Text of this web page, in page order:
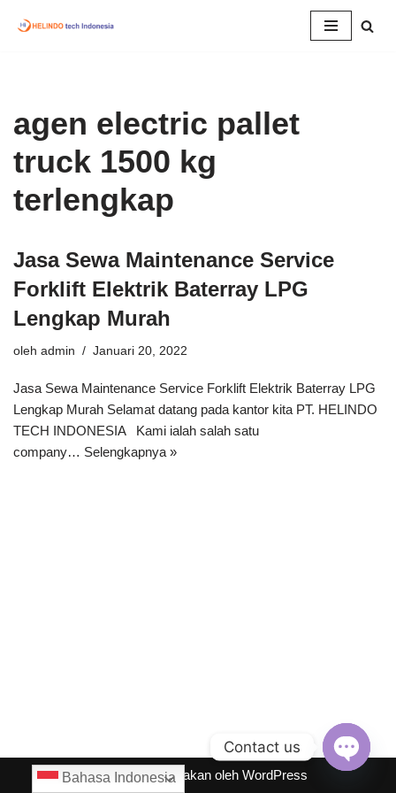
agen electric pallet
truck 1500 kg
terlengkap
Jasa Sewa Maintenance Service
Forklift Elektrik Baterray LPG
Lengkap Murah
oleh admin Januari 20, 2022
Jasa Sewa Maintenance Service Forklift Elektrik Baterray LPG
Lengkap Murah Selamat datang pada kantor kita PT. HELINDO
TECH INDONESIA Kami ialah salah satu
company… Selengkapnya »
Neve| Diberdayakan oleh WordPress
Bahasa Indonesia
Contact us